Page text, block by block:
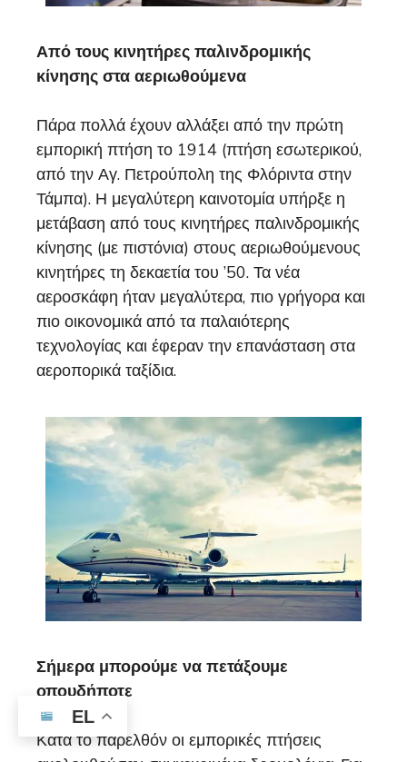
Από τους κινητήρες παλινδρομικής
κίνησης στα αεριωθούμενα
Πάρα πολλά έχουν αλλάξει από την πρώτη
εμπορική πτήση το 1914 (πτήση εσωτερικού,
από την Αγ. Πετρούπολη της Φλόριντα στην
Τάμπα). Η μεγαλύτερη καινοτομία υπήρξε η
μετάβαση από τους κινητήρες παλινδρομικής
κίνησης (με πιστόνια) στους αεριωθούμενους
κινητήρες τη δεκαετία του ’50. Τα νέα
αεροσκάφη ήταν μεγαλύτερα, πιο γρήγορα και
πιο οικονομικά από τα παλαιότερης
τεχνολογίας και έφεραν την επανάσταση στα
αεροπορικά ταξίδια.
Σήμερα μπορούμε να πετάξουμε
οπουδήποτε
Κατά το παρελθόν οι εμπορικές πτήσεις
EL